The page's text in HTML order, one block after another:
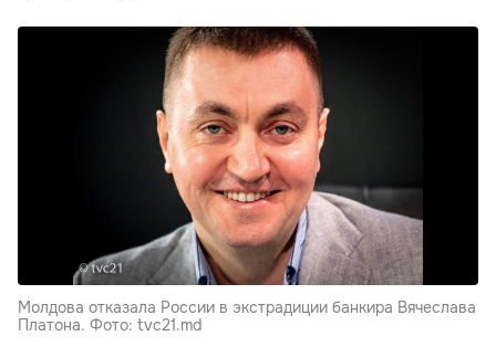
Молдова отказала России в экстрадиции банкира Вячеслава
Платона. Фото: tvc21.md